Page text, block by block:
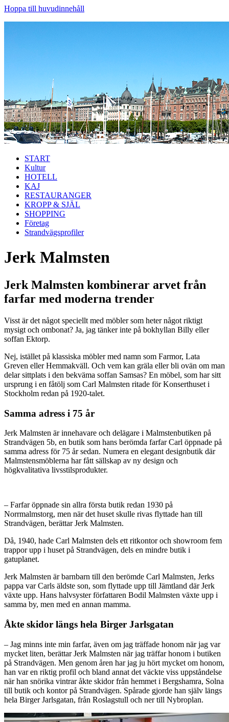
Hoppa till huvudinnehåll
START
Kultur
HOTELL
KAJ
RESTAURANGER
KROPP & SJÄL
SHOPPING
Företag
Strandvägsprofiler
Jerk Malmsten
Jerk Malmsten kombinerar arvet från
farfar med moderna trender
Visst är det något speciellt med möbler som heter något riktigt
mysigt och ombonat? Ja, jag tänker inte på bokhyllan Billy eller
soffan Ektorp.
Nej, istället på klassiska möbler med namn som Farmor, Lata
Greven eller Hemmakväll. Och vem kan gräla eller bli ovän om man
delar sittplats i den bekväma soffan Samsas? En möbel, som har sitt
ursprung i en fåtölj som Carl Malmsten ritade för Konserthuset i
Stockholm redan på 1920-talet.
Samma adress i 75 år
Jerk Malmsten är innehavare och delägare i Malmstenbutiken på
Strandvägen 5b, en butik som hans berömda farfar Carl öppnade på
samma adress för 75 år sedan. Numera en elegant designbutik där
Malmstensmöblerna har fått sällskap av ny design och
högkvalitativa livsstilsprodukter.
– Farfar öppnade sin allra första butik redan 1930 på
Norrmalmstorg, men när det huset skulle rivas flyttade han till
Strandvägen, berättar Jerk Malmsten.
Då, 1940, hade Carl Malmsten dels ett ritkontor och showroom fem
trappor upp i huset på Strandvägen, dels en mindre butik i
gatuplanet.
Jerk Malmsten är barnbarn till den berömde Carl Malmsten, Jerks
pappa var Carls äldste son, som flyttade upp till Jämtland där Jerk
växte upp. Hans halvsyster författaren Bodil Malmsten växte upp i
samma by, men med en annan mamma.
Åkte skidor längs hela Birger Jarlsgatan
– Jag minns inte min farfar, även om jag träffade honom när jag var
mycket liten, berättar Jerk Malmsten när jag träffar honom i butiken
på Strandvägen. Men genom åren har jag ju hört mycket om honom,
han var en riktig profil och bland annat det väckte viss uppståndelse
när han snörika vintrar åkte skidor från hemmet i Bergshamra, Solna
till butik och kontor på Strandvägen. Spårade gjorde han själv längs
hela Birger Jarlsgatan, från Roslagstull och ner till Nybroplan.